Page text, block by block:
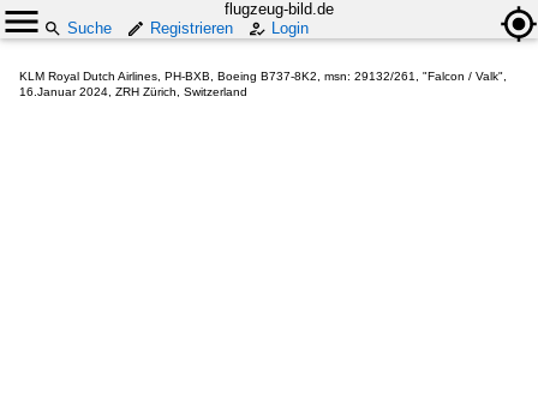
flugzeug-bild.de
Suche
Registrieren Login
KLM Royal Dutch Airlines, PH-BXB, Boeing B737-8K2, msn: 29132/261, "Falcon / Valk",
16.Januar 2024, ZRH Zürich, Switzerland